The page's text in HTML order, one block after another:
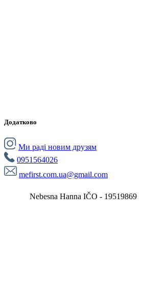
Додатково
Ми раді новим друзям
0951564026
mefirst.com.ua@gmail.com
Nebesna Hanna IČO - 19519869